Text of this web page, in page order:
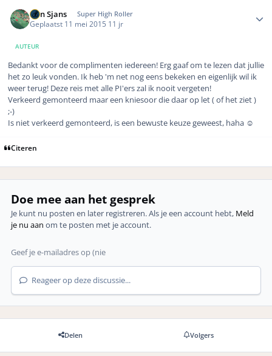
Bon Sjans Super High Roller
Geplaatst 11 mei 2015 11 jr
AUTEUR
Bedankt voor de complimenten iedereen! Erg gaaf om te lezen dat jullie
het zo leuk vonden. Ik heb 'm net nog eens bekeken en eigenlijk wil ik
weer terug! Deze reis met alle PI'ers zal ik nooit vergeten!
Verkeerd gemonteerd maar een kniesoor die daar op let ( of het ziet )
;-)
Is niet verkeerd gemonteerd, is een bewuste keuze geweest, haha ☺️
Citeren
Doe mee aan het gesprek
Je kunt nu posten en later registreren. Als je een account hebt, Meld
je nu aan om te posten met je account.
Reageer op deze discussie...
Delen Volgers